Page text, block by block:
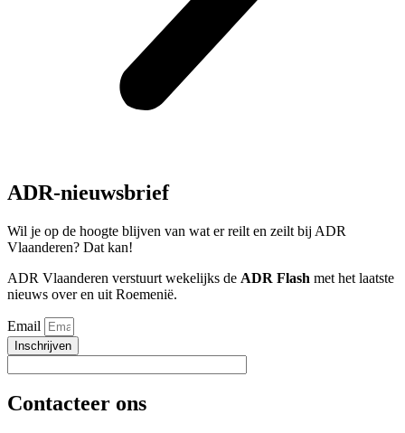
ADR-nieuwsbrief
Wil je op de hoogte blijven van wat er reilt en zeilt bij ADR
Vlaanderen? Dat kan!
ADR Vlaanderen verstuurt wekelijks de ADR Flash met het laatste
nieuws over en uit Roemenië.
Email
Inschrijven
Contacteer ons